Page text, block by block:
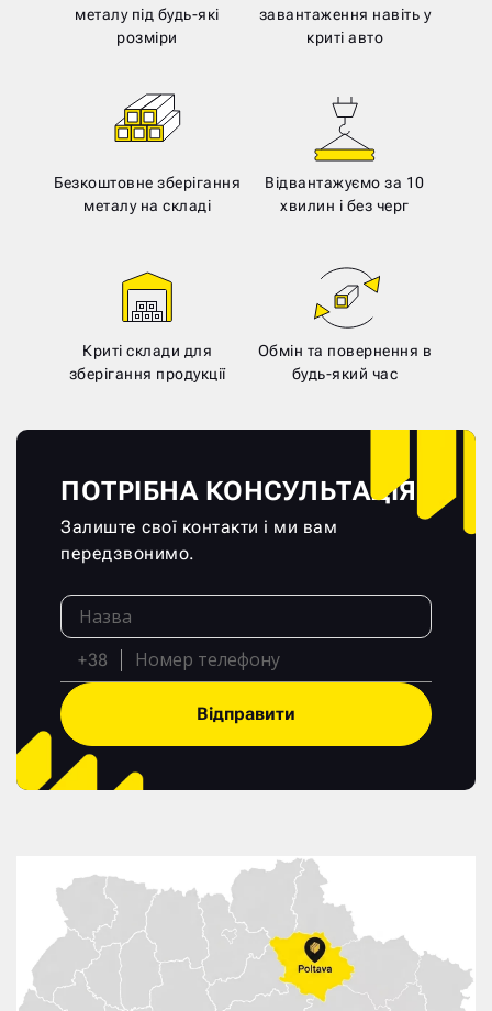
металу під будь-які
розміри
завантаження навіть у
криті авто
Безкоштовне зберігання
металу на складі
Відвантажуємо за 10
хвилин і без черг
Криті склади для
зберігання продукції
Обмін та повернення в
будь-який час
ПОТРІБНА КОНСУЛЬТАЦІЯ?
Залиште свої контакти і ми вам
передзвонимо.
+38
Відправити